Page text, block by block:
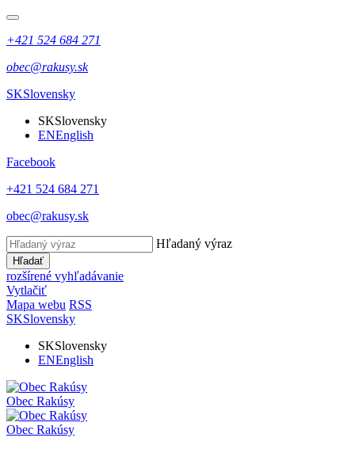
+421 524 684 271
obec@rakusy.sk
SKSlovensky
SKSlovensky
ENEnglish
Facebook
+421 524 684 271
obec@rakusy.sk
Hľadaný výraz
Hľadať
rozšírené vyhľadávanie
Vytlačiť
Mapa webu RSS
SKSlovensky
SKSlovensky
ENEnglish
Obec Rakúsy
Obec Rakúsy